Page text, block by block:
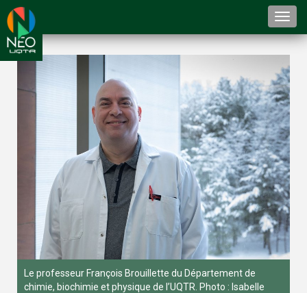
Le professeur François Brouillette du Département de
chimie, biochimie et physique de l’UQTR. Photo : Isabelle